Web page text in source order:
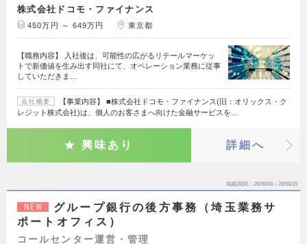
株式会社ドコモ・ファイナンス
450万円 ～ 649万円 東京都
【職務内容】 入社後は、可能性の広がるリテールマーケッ
トで新価値を生み出す同社にて、オペレーション業務に従事
していただきま…
会社概要
【事業内容】 ■株式会社ドコモ・ファイナンス(旧：オリックス・ク
レジット株式会社)は、個人のお客さまへ向けた金融サービスを…
興味あり 詳細へ
掲載期間 26/08/06～26/08/19
NEW
グループ銀行の後方事務（埼玉業務サ
ポートオフィス）
コールセンター運営・管理